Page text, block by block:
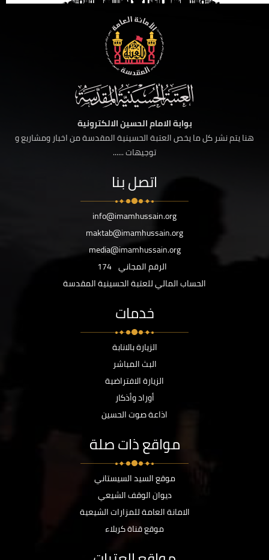
بوابة الامام الحسين الالكترونية
هنا يتم نشر كل ما يخص العتبة الحسينية المقدسة من اخبار ومشاريع و
توجيهات ......
اتصل بنا
info@imamhussain.org
maktab@imamhussain.org
media@imamhussain.org
الرقم المجاني 174
الحساب المالي للعتبة الحسينية المقدسة
خدمات
الزيارة بالانابة
البث المباشر
الزيارة الافتراضية
أوراد وأذكار
اذاعة صوت الحسين
مواقع ذات صلة
موقع السيد السيستاني
ديوان الوقف الشيعي
الامانة العامة للمزارات الشيعية
موقع قناة كربلاء